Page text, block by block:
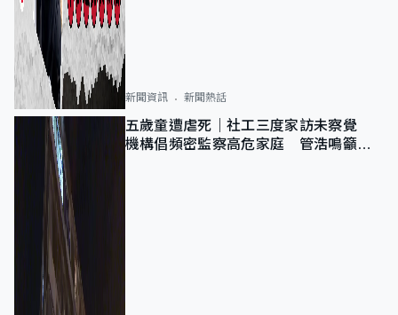
新聞資訊 新聞熱話
五歲童遭虐死｜社工三度家訪未察覺
機構倡頻密監察高危家庭 管浩鳴籲加